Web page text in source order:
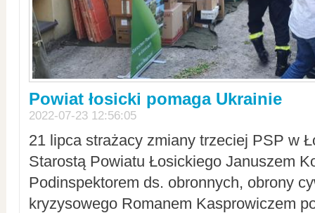
Powiat łosicki pomaga Ukrainie
2022-07-23 12:56:05
21 lipca strażacy zmiany trzeciej PSP w
Starostą Powiatu Łosickiego Januszem
Podinspektorem ds. obronnych, obrony
kryzysowego Romanem Kasprowiczem